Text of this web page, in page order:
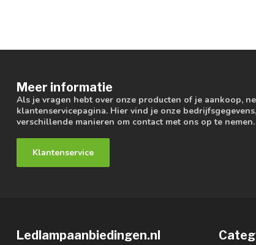
Meer informatie
Als je vragen hebt over onze producten of je aankoop,
klantenservicepagina. Hier vind je onze
verschillende manieren om contact met ons op te nemen.
Klantenservice
Ledlampaanbiedingen.nl